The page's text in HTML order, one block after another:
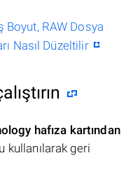
Boyut, RAW Dosya
Nasıl Düzeltilir
hafıza kartından
kullanılarak geri